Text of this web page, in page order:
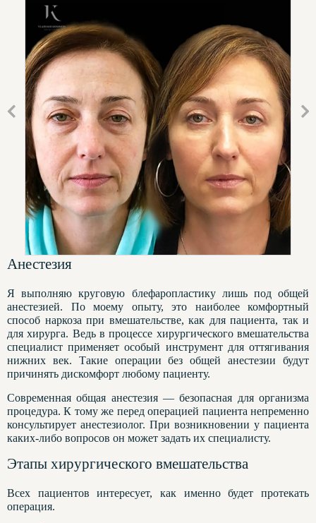
Анестезия
Я выполняю круговую блефаропластику лишь под общей
анестезией. По моему опыту, это наиболее комфортный
способ наркоза при вмешательстве, как для пациента, так и
для хирурга. Ведь в процессе хирургического вмешательства
специалист применяет особый инструмент для оттягивания
нижних век. Такие операции без общей анестезии будут
причинять дискомфорт любому пациенту.
Современная общая анестезия — безопасная для организма
процедура. К тому же перед операцией пациента непременно
консультирует анестезиолог. При возникновении у пациента
каких-либо вопросов он может задать их специалисту.
Этапы хирургического вмешательства
Всех пациентов интересует, как именно будет протекать
операция.